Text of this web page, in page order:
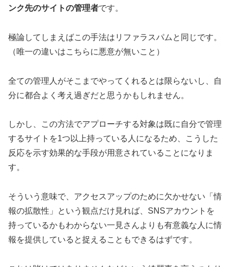
ンク先のサイトの管理者です。
極論してしまえばこの手法はリファラスパムと同じです。
（唯一の違いはこちらに悪意が無いこと）
全ての管理人がそこまでやってくれるとは限らないし、自
分に都合よく考え過ぎだと思うかもしれません。
しかし、この方法でアプローチする対象は既に自分で管理
するサイトを1つ以上持っている人になるため、こうした
反応を示す効果的な手段が用意されていることになりま
す。
そういう意味で、アクセスアップのために欠かせない「情
報の拡散性」という観点だけ見れば、SNSアカウントを
持っているかもわからない一見さんよりも有意義な人に情
報を提供していると捉えることもできるはずです。